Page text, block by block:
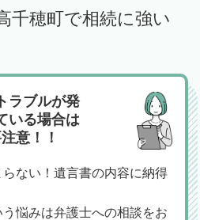
千穂町で相続に強い
ラブルが発
いる場合は
意！！
ない！遺言書の内容に納得
悩みは弁護士への相談をお